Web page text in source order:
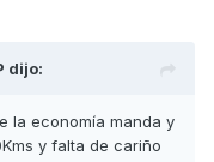
dijo:
la economía manda y
y falta de cariño